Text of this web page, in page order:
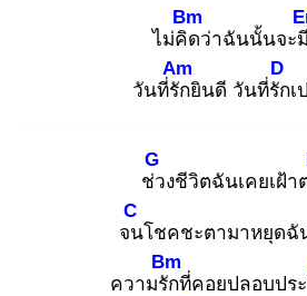
ไม่คิด
Bm
ว่าฉันนั้นจะ
วันที่รัก
Am
ยินดี วันที่รัก
D
เ
ช่ว
G
งชีวิตฉันเคยเฝ้า
จน
C
โชคชะตามาหยุดฉั
ความรัก
Bm
ที่คอยปลอบปร